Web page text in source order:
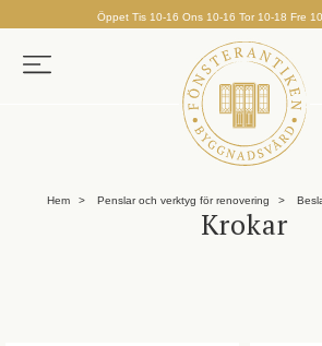
Öppet Tis 10-16 Ons 10-16 Tor 10-18 Fre
Hem Penslar och verktyg för renovering
Krokar